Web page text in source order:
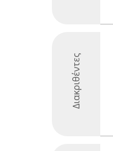
Διακριθέντες